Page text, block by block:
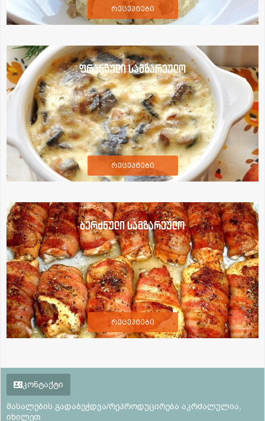
რეცეპტები
ფრანგული სამზარეულო
რეცეპტები
ბერძნული სამზარეულო
რეცეპტები
კონტაქტი
მასალების გადაბეჭდვა/რეპროდუცირება აკრძალულია,
იხილეთ